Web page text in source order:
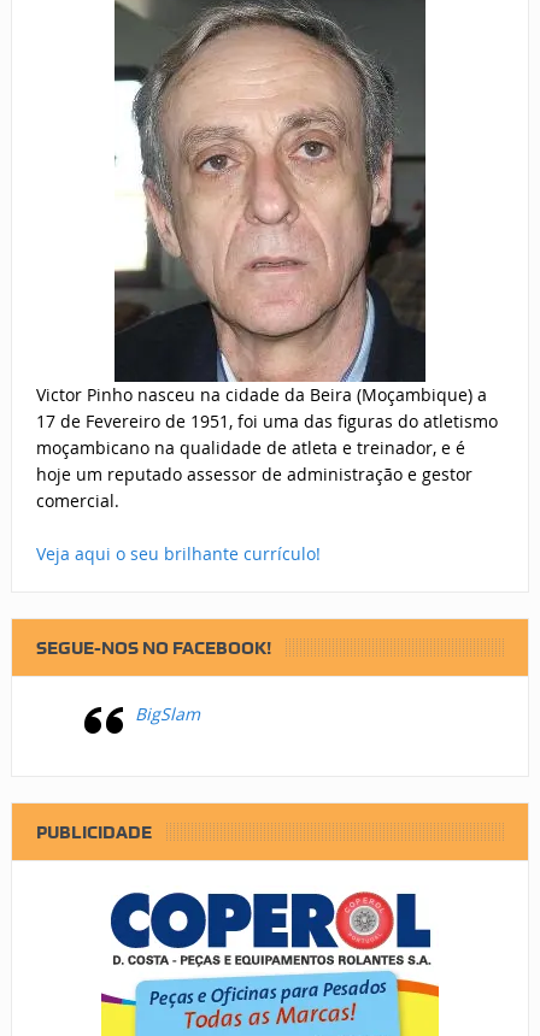
Victor Pinho nasceu na cidade da Beira (Moçambique) a
17 de Fevereiro de 1951, foi uma das figuras do atletismo
moçambicano na qualidade de atleta e treinador, e é
hoje um reputado assessor de administração e gestor
comercial.
Veja aqui o seu brilhante currículo!
SEGUE-NOS NO FACEBOOK!
BigSlam
PUBLICIDADE